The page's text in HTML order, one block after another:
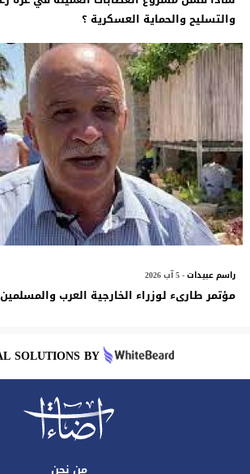
والتسليح والحماية العسكرية ؟
راسم عبيدات- 5 آب 2026
مؤتمر طارىء لوزراء الخارجية العرب والمسلمين
SOLUTIONS BY
من نحن